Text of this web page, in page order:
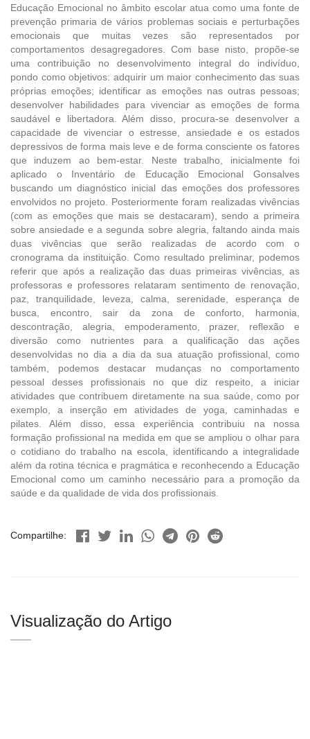
Educação Emocional no âmbito escolar atua como uma fonte de
prevenção primaria de vários problemas sociais e perturbações
emocionais que muitas vezes são representados por
comportamentos desagregadores. Com base nisto, propõe-se
uma contribuição no desenvolvimento integral do indivíduo,
pondo como objetivos: adquirir um maior conhecimento das suas
próprias emoções; identificar as emoções nas outras pessoas;
desenvolver habilidades para vivenciar as emoções de forma
saudável e libertadora. Além disso, procura-se desenvolver a
capacidade de vivenciar o estresse, ansiedade e os estados
depressivos de forma mais leve e de forma consciente os fatores
que induzem ao bem-estar. Neste trabalho, inicialmente foi
aplicado o Inventário de Educação Emocional Gonsalves
buscando um diagnóstico inicial das emoções dos professores
envolvidos no projeto. Posteriormente foram realizadas vivências
(com as emoções que mais se destacaram), sendo a primeira
sobre ansiedade e a segunda sobre alegria, faltando ainda mais
duas vivências que serão realizadas de acordo com o
cronograma da instituição. Como resultado preliminar, podemos
referir que após a realização das duas primeiras vivências, as
professoras e professores relataram sentimento de renovação,
paz, tranquilidade, leveza, calma, serenidade, esperança de
busca, encontro, sair da zona de conforto, harmonia,
descontração, alegria, empoderamento, prazer, reflexão e
diversão como nutrientes para a qualificação das ações
desenvolvidas no dia a dia da sua atuação profissional, como
também, podemos destacar mudanças no comportamento
pessoal desses profissionais no que diz respeito, a iniciar
atividades que contribuem diretamente na sua saúde, como por
exemplo, a inserção em atividades de yoga, caminhadas e
pilates. Além disso, essa experiência contribuiu na nossa
formação profissional na medida em que se ampliou o olhar para
o cotidiano do trabalho na escola, identificando a integralidade
além da rotina técnica e pragmática e reconhecendo a Educação
Emocional como um caminho necessário para a promoção da
saúde e da qualidade de vida dos profissionais.
Compartilhe:
Visualização do Artigo